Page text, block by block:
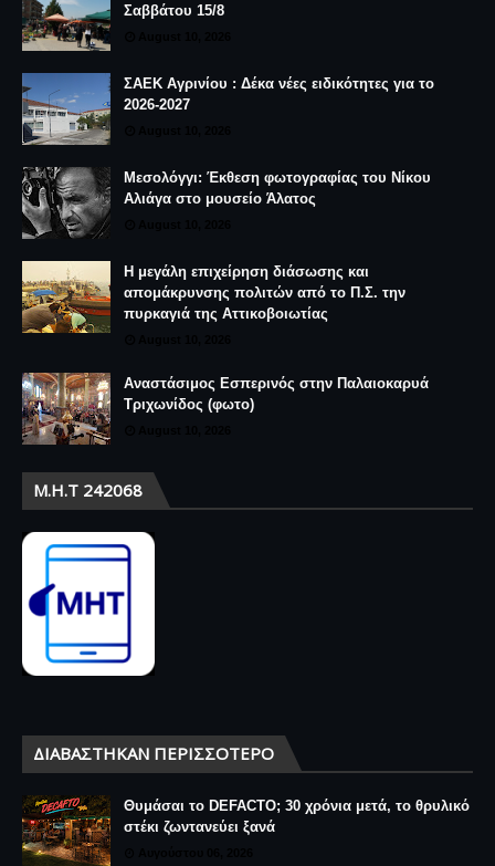
Σαββάτου 15/8
ΣΑΕΚ Αγρινίου : Δέκα νέες ειδικότητες για το
2026-2027
Μεσολόγγι: Έκθεση φωτογραφίας του Νίκου
Αλιάγα στο μουσείο Άλατος
Η μεγάλη επιχείρηση διάσωσης και
απομάκρυνσης πολιτών από το Π.Σ. την
πυρκαγιά της Αττικοβοιωτίας
Αναστάσιμος Εσπερινός στην Παλαιοκαρυά
Τριχωνίδος (φωτο)
Μ.Η.Τ 242068
ΔΙΑΒΆΣΤΗΚΑΝ ΠΕΡΙΣΣΌΤΕΡΟ
Θυμάσαι το DEFACTO; 30 χρόνια μετά, το θρυλικό
στέκι ζωντανεύει ξανά